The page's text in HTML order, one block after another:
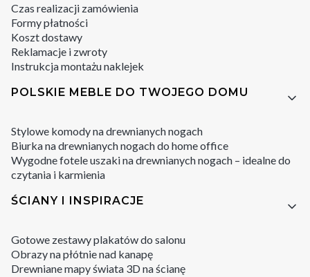
Czas realizacji zamówienia
Formy płatności
Koszt dostawy
Reklamacje i zwroty
Instrukcja montażu naklejek
POLSKIE MEBLE DO TWOJEGO DOMU
Stylowe komody na drewnianych nogach
Biurka na drewnianych nogach do home office
Wygodne fotele uszaki na drewnianych nogach – idealne do
czytania i karmienia
ŚCIANY I INSPIRACJE
Gotowe zestawy plakatów do salonu
Obrazy na płótnie nad kanapę
Drewniane mapy świata 3D na ścianę